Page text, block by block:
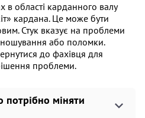
в області карданного валу
кардана. Це може бути
Стук вказує на проблеми
або поломки.
до фахівця для
проблеми.
потрібно міняти